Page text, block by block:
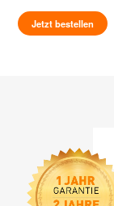
Jetzt bestellen